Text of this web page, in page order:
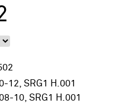
12, SRG1 H.001
10, SRG1 H.001